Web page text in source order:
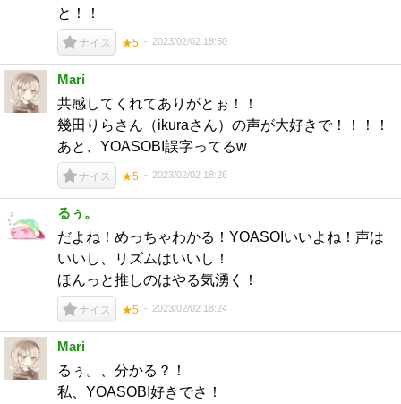
と！！
ナイス ★5 2023/02/02 18:50
Mari
共感してくれてありがとぉ！！
幾田りらさん（ikuraさん）の声が大好きで！！！！
あと、YOASOBI誤字ってるw
ナイス ★5 2023/02/02 18:26
るぅ。
だよね！めっちゃわかる！YOASOIいいよね！声は
いいし、リズムはいいし！
ほんっと推しのはやる気湧く！
ナイス ★5 2023/02/02 18:24
Mari
るぅ。、分かる？！
私、YOASOBI好きでさ！